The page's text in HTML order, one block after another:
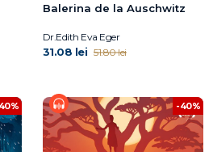
Balerina de la Auschwitz
Dr.Edith Eva Eger
31.08 lei 51.80 lei
-40%